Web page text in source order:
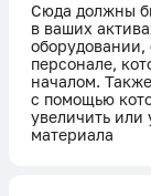
Сюда должны
в ваших
персонале,
началом.
с помощью
увеличить или
материала